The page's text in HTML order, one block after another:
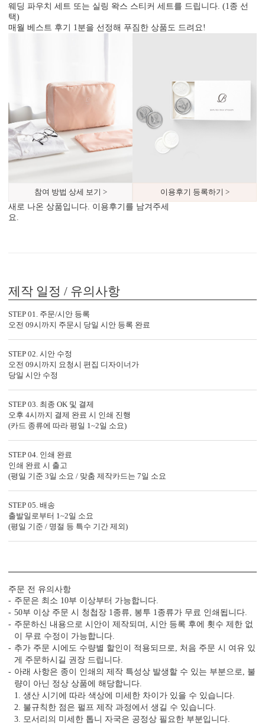
신랑신부 이름, 예식일을 인쇄할
수 있습니다.
수신인 주소, 연락처 등을 기재할
수 있습니다.
7가지, 퀄리티의 차이
가공 없는 엽서형, 2단 청첩장도 다 같은 퀄리티가 아닙니다.
청첩장은 화면만 보고 고르면 놓치는 부분이 많습니다.
주문 전에 아래 7가지는 꼭 확인해 보세요.
1. 무료 샘플, 택배비 0원 배송
2. 400g과 350g의 고평량 용지
용지 두께는 청첩장의 첫인상과 품격을 결정합니다.
3. 1장씩 정밀 톰슨 재단
고르게 맞습니다.
5. 예식장 약도 드로잉 무료 지원
주차 안내, 입구 위치까지 안내하세요.
인쇄 품질도 지켜드립니다.
6. 봉투 무료, 봉투 인쇄 무료
봉투 컬러를 선택 여부와 봉투 인쇄 지원 여부까지
꼭 확인해 보세요.
웨딩 파우치 세트 또는 실링 왁스 스티커 세트를 드립니다. (1종 선
택)
매월 베스트 후기 1분을 선정해 푸짐한 상품도 드려요!
참여 방법 상세 보기 >
이용후기 등록하기 >
새로 나온 상품입니다. 이용후기를 남겨주세
요.
제작 일정 / 유의사항
STEP 01. 주문/시안 등록
오전 09시까지 주문시 당일 시안 등록 완료
STEP 02. 시안 수정
오전 09시까지 요청시 편집 디자이너가
당일 시안 수정
STEP 03. 최종 OK 및 결제
오후 4시까지 결제 완료 시 인쇄 진행
(카드 종류에 따라 평일 1~2일 소요)
STEP 04. 인쇄 완료
인쇄 완료 시 출고
(평일 기준 3일 소요 / 맞춤 제작카드는 7일 소요
STEP 05. 배송
출발일로부터 1~2일 소요
(평일 기준 / 명절 등 특수 기간 제외)
주문 전 유의사항
주문은 최소 10부 이상부터 가능합니다.
50부 이상 주문 시 청첩장 1종류, 봉투 1종류가 무료 인쇄됩니다.
주문하신 내용으로 시안이 제작되며, 시안 등록 후에 횟수 제한 없
이 무료 수정이 가능합니다.
추가 주문 시에도 수량별 할인이 적용되므로, 처음 주문 시 여유 있
게 주문하시길 권장 드립니다.
아래 사항은 종이 인쇄의 제작 특성상 발생할 수 있는 부분으로, 불
량이 아닌 정상 상품에 해당합니다.
1. 생산 시기에 따라 색상에 미세한 차이가 있을 수 있습니다.
2. 불규칙한 점은 펄프 제작 과정에서 생길 수 있습니다.
3. 모서리의 미세한 톱니 자국은 공정상 필요한 부분입니다.